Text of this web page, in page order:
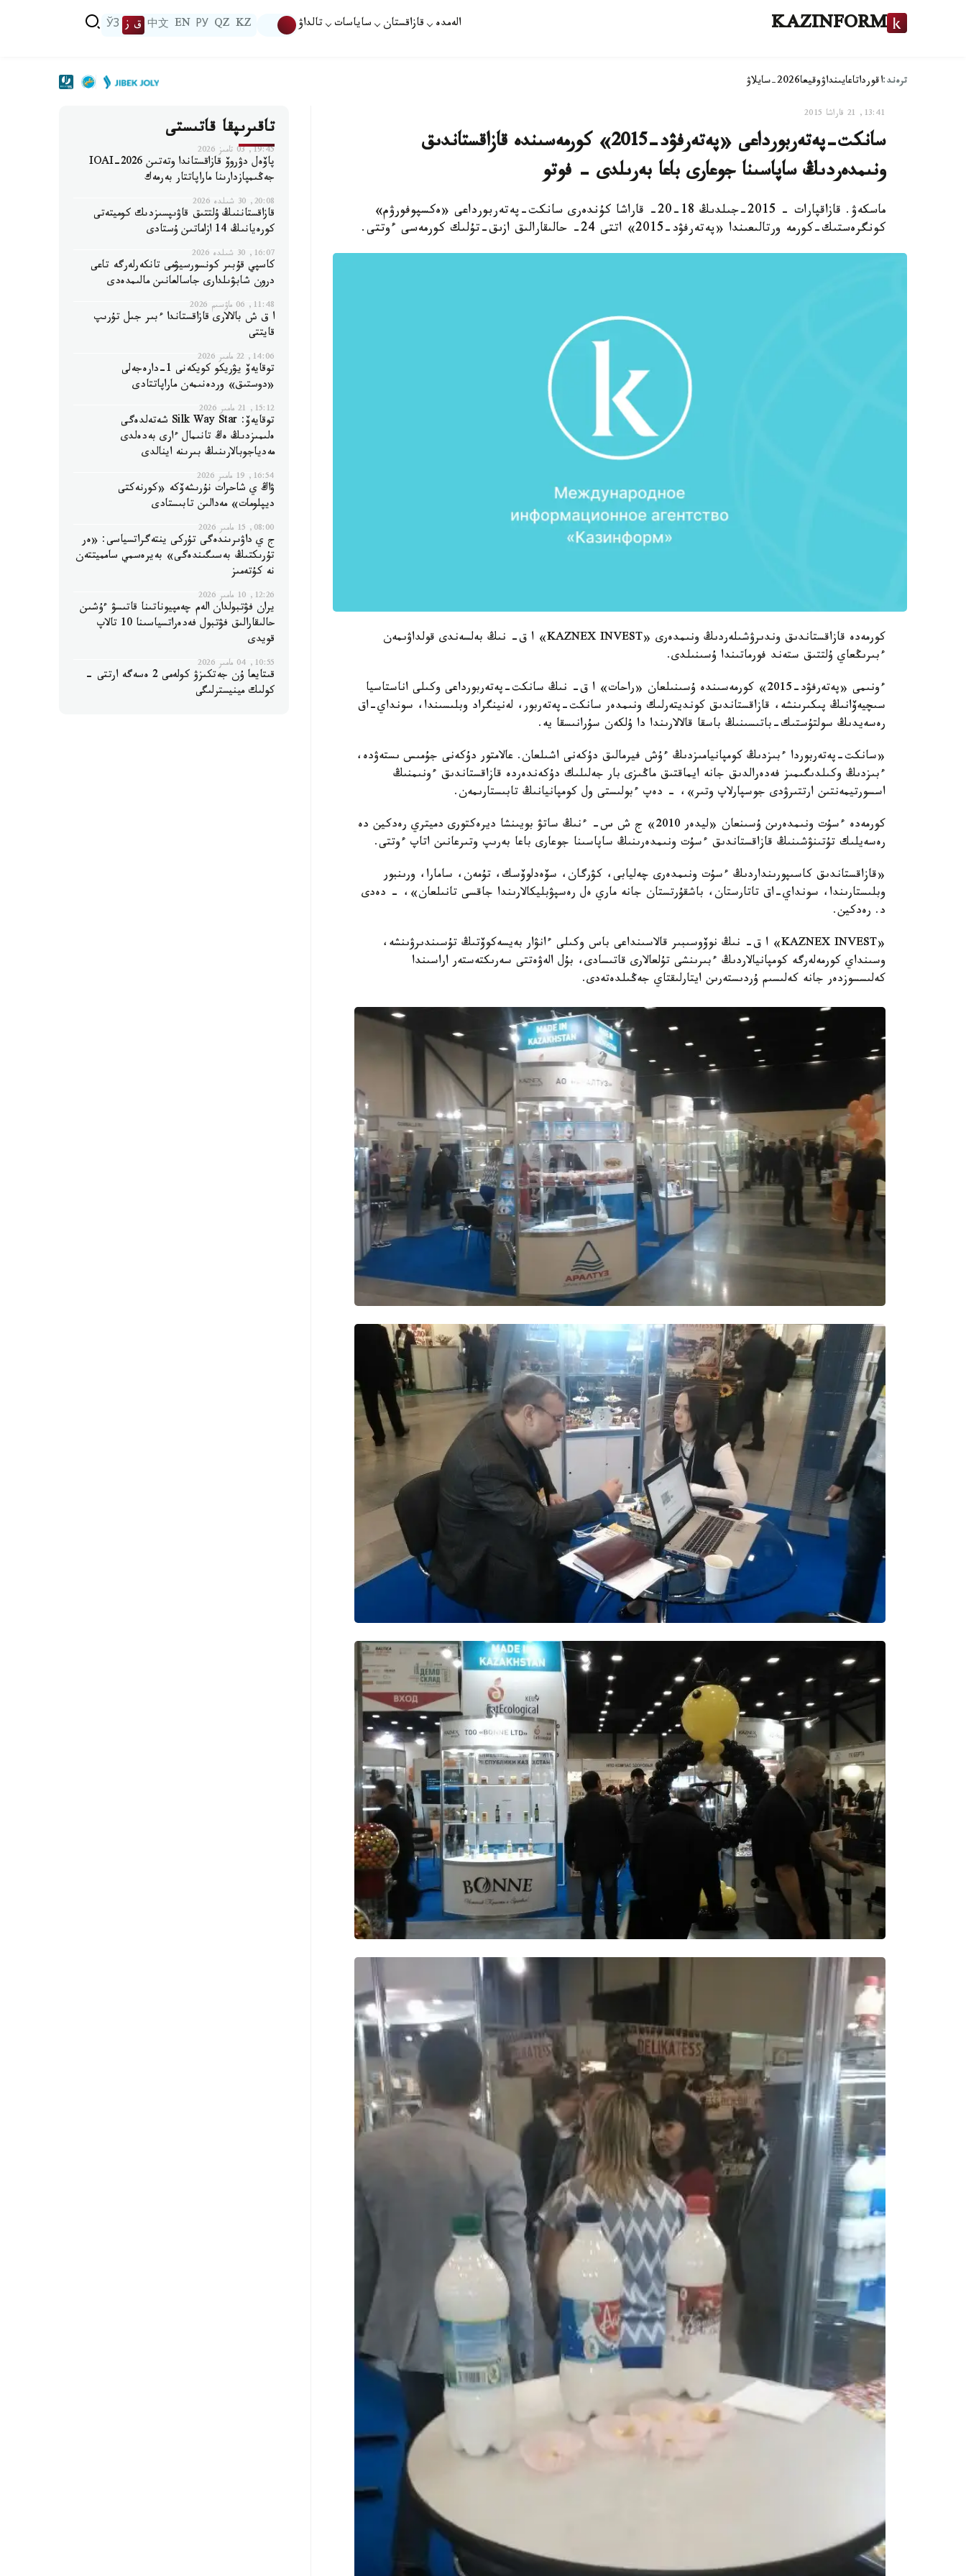
KAZINFORM الەمدە قازاقستان ساياسات تالداۋ KZ
QZ
РУ
EN
中文 ق ز ЎЗ
ترەند:اقورداتاعايىنداۋوقيعا2026-سايلاۋ
13:41, 21 قاراشا 2015
سانكت-پەتەربورداعى «پەتەرفۋد-2015» كورمەسىندە قازاقستاندىق
ونىمدەردىڭ ساپاسىنا جوعارى باعا بەرىلدى - فوتو
ماسكەۋ. قازاقپارات - 2015-جىلدىڭ 18-20- قاراشا كۇندەرى سانكت-پەتەربورداعى «ەكسپوفورۋم»
كونگرەستىك-كورمە ورتالىعىندا «پەتەرفۋد-2015» اتتى 24- حالىقارالىق ازىق-تۇلىك كورمەسى ءوتتى.
كورمەدە قازاقستاندىق وندىرۋشىلەردىڭ ونىمدەرى «KAZNEX INVEST» ا ق- نىڭ بەلسەندى قولداۋىمەن
ءبىرىڭعاي ۇلتتىق ستەند فورماتىندا ۇسىنىلدى.
ءونىمى «پەتەرفۋد-2015» كورمەسىندە ۇسىنىلعان «راحات» ا ق- نىڭ سانكت-پەتەربورداعى وكىلى اناستاسيا
سىچيەۆانىڭ پىكىرىنشە، قازاقستاندىق كونديتەرلىك ونىمدەر سانكت-پەتەربور، لەنينگراد وبلىسىندا، سونداي-اق
رەسەيدىڭ سولتۇستىك-باتىسىنىڭ باسقا قالالارىندا دا ۇلكەن سۇرانىسقا يە.
«سانكت-پەتەربوردا ءبىزدىڭ كومپانيامىزدىڭ ءۇش فيرمالىق دۇكەنى اشىلعان. عالامتور دۇكەنى جۇمىس ىستەۋدە،
ءبىزدىڭ وكىلدىگىمىز فەدەرالدىق جانە ايماقتىق ماڭىزى بار جەلىلىك دۇكەندەردە قازاقستاندىق ءونىمنىڭ
اسسورتيمەنتىن ارتتىرۋدى جوسپارلاپ وتىر»، - دەپ ءبولىستى ول كومپانيانىڭ تابىستارىمەن.
كورمەدە ءسۇت ونىمدەرىن ۇسىنعان «ليدەر 2010» ج ش س- ءنىڭ ساتۋ بويىنشا ديرەكتورى دميتري رەدكين دە
رەسەيلىك تۇتىنۋشىنىڭ قازاقستاندىق ءسۇت ونىمدەرىنىڭ ساپاسىنا جوعارى باعا بەرىپ وتىرعانىن اتاپ ءوتتى.
«قازاقستاندىق كاسىپورىنداردىڭ ءسۇت ونىمدەرى چەليابى، كۋرگان، سۆەدلوۆسك، تۇمەن، سامارا، ورىنبور
وبلىستارىندا، سونداي-اق تاتارستان، باشقۇرتستان جانە ماري ەل رەسپۋبليكالارىندا جاقسى تانىلعان»، - دەدى
د. رەدكين.
«KAZNEX INVEST» ا ق- نىڭ نوۆوسىبىر قالاسىنداعى باس وكىلى ءانۋار بەيسەكوۆتىڭ تۇسىندىرۋىنشە،
وسىنداي كورمەلەرگە كومپانيالاردىڭ ءبىرىنشى تۇلعالارى قاتىسادى، بۇل الەۋەتتى سەرىكتەستەر اراسىندا
كەلىسسوزدەر جانە كەلىسىم ۇردىستەرىن ايتارلىقتاي جەڭىلدەتەدى.
تاقىرىپقا قاتىستى
19:45, 03 تامىز 2026
پاۆەل دۋروۆ قازاقستاندا وتەتىن IOAI-2026
جەڭىمپازدارىنا ماراپاتتار بەرمەك
20:08, 30 شىلدە 2026
قازاقستاننىڭ ۇلتتىق قاۋىپسىزدىك كوميتەتى
كورەيانىڭ 14 ازاماتىن ۇستادى
16:07, 30 شىلدە 2026
كاسپي قۇبىر كونسورسيۋمى تانكەرلەرگە تاعى
درون شابۋىلدارى جاسالعانىن مالىمدەدى
11:48, 06 ماۋسىم 2026
ا ق ش بالالارى قازاقستاندا ءبىر جىل تۇرىپ
قايتتى
14:06, 22 مامىر 2026
توقايەۆ يۋريكو كويكەنى 1-دارەجەلى
«دوستىق» وردەنىمەن ماراپاتتادى
15:12, 21 مامىر 2026
توقايەۆ: Silk Way Star شەتەلدەگى
ەلىمىزدىڭ ەڭ تانىمال ءارى بەدەلدى
مەدياجوبالارىنىڭ بىرىنە اينالدى
16:54, 19 مامىر 2026
ۋاڭ ي شاحرات نۇرىشەۆكە «كورنەكتى
ديپلومات» مەدالىن تابىستادى
08:00, 15 مامىر 2026
ج ي داۋىرىندەگى تۇركى ينتەگراتسياسى: «ەر
تۇرىكتىڭ بەسىگىندەگى» بەيرەسمي سامميتتەن
نە كۇتەمىز
12:26, 10 مامىر 2026
يران فۋتبولدان الەم چەمپيوناتىنا قاتىسۋ ءۇشىن
حالىقارالىق فۋتبول فەدەراتسياسىنا 10 تالاپ
قويدى
10:55, 04 مامىر 2026
قىتايعا ۇن جەتكىزۋ كولەمى 2 ەسەگە ارتتى -
كولىك مينيسترلىگى